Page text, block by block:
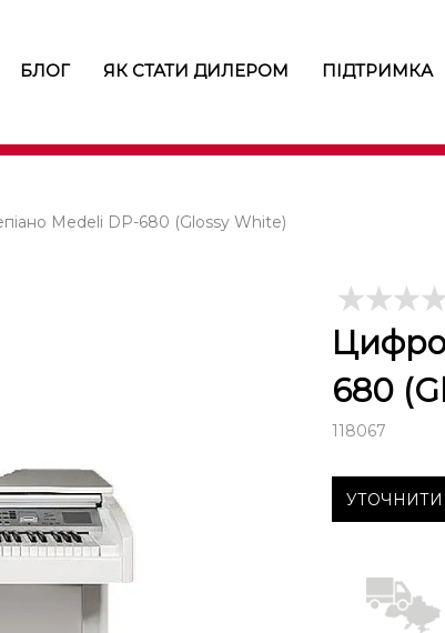
БЛОГ ЯК СТАТИ ДИЛЕРОМ ПІДТРИМКА
Medeli DP-680 (Glossy White)
680
118067
УТОЧНИТИ